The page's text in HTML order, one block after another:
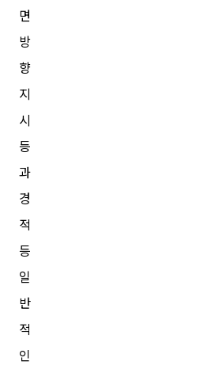
면
방
향
지
시
등
과
경
적
등
일
반
적
인